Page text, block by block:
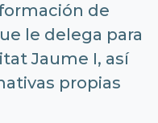
de
le delega para
Jaume I, así
propias